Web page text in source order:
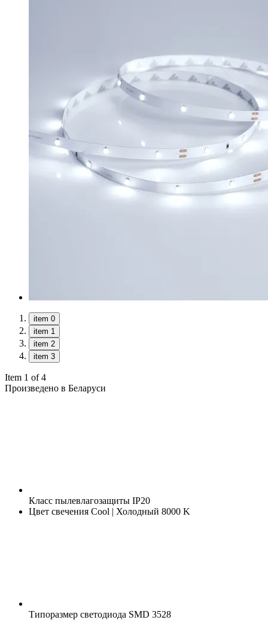
item 0
item 1
item 2
item 3
Item 1 of 4
Произведено в Беларуси
Класс пылевлагозащиты IP20
Цвет свечения Cool | Холодный 8000 K
Типоразмер светодиода SMD 3528